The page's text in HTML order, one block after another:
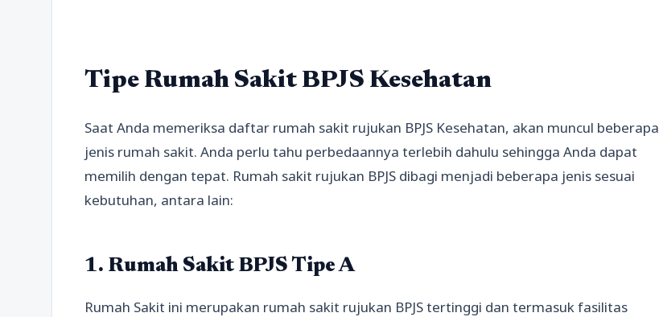
Tipe Rumah Sakit BPJS Kesehatan
Saat Anda memeriksa daftar rumah sakit rujukan BPJS Kesehatan, akan muncul beberapa
jenis rumah sakit. Anda perlu tahu perbedaannya terlebih dahulu sehingga Anda dapat
memilih dengan tepat. Rumah sakit rujukan BPJS dibagi menjadi beberapa jenis sesuai
kebutuhan, antara lain:
1. Rumah Sakit BPJS Tipe A
Rumah Sakit ini merupakan rumah sakit rujukan BPJS tertinggi dan termasuk fasilitas